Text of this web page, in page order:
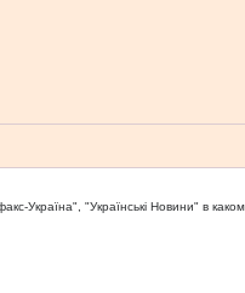
Україна", "Українськi Новини" в